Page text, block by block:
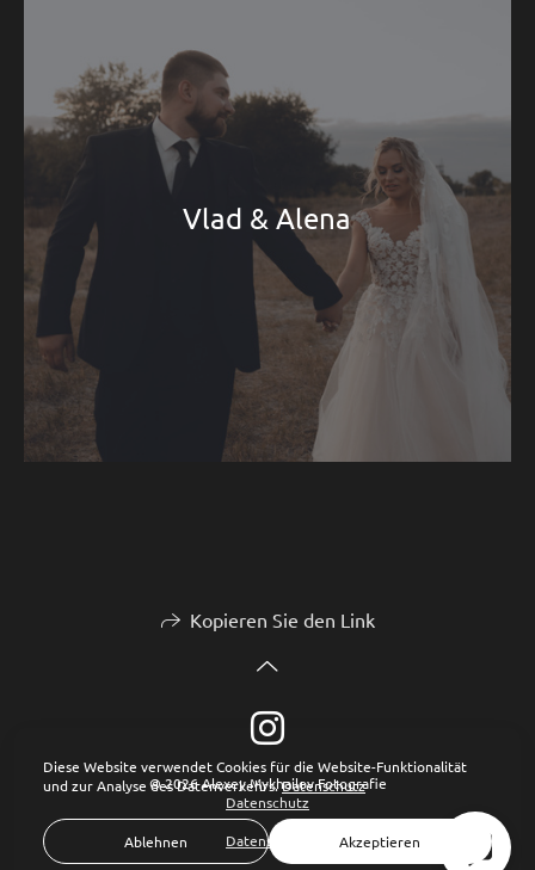
Vlad & Alena
Kopieren Sie den Link
© 2026 Alexey Mykhailov Fotografie
Datenschutz
Datenschutz
Diese Website verwendet Cookies für die Website-Funktionalität
und zur Analyse des Datenverkehrs.Datenschutz
Ablehnen Akzeptieren